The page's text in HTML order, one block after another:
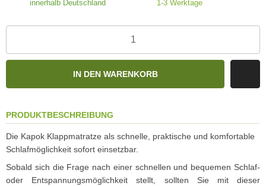
innerhalb Deutschland
1-3 Werktage
IN DEN WARENKORB
PRODUKTBESCHREIBUNG
Die Kapok Klappmatratze als schnelle, praktische und komfortable
Schlafmöglichkeit sofort einsetzbar.
Sobald sich die Frage nach einer schnellen und bequemen Schlaf-
oder Entspannungsmöglichkeit stellt, sollten Sie mit dieser